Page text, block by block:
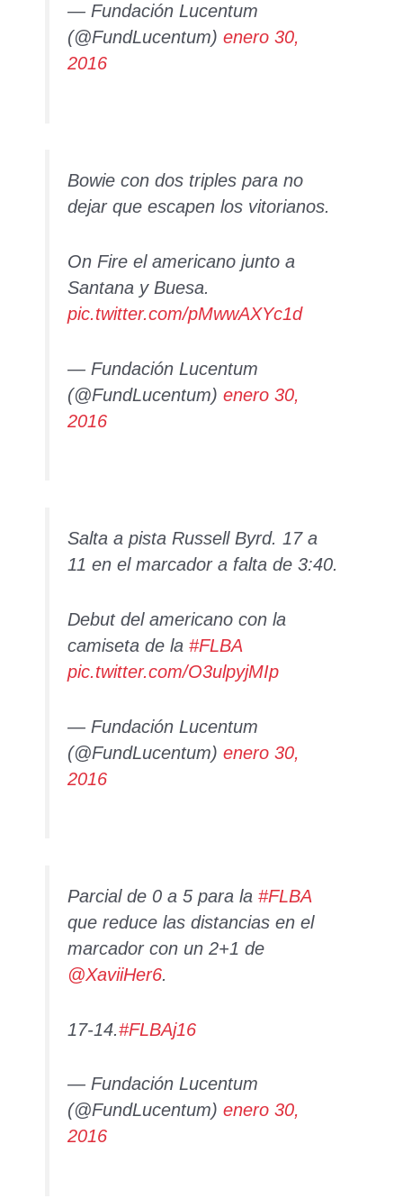
— Fundación Lucentum
(@FundLucentum) enero 30,
2016
Bowie con dos triples para no
dejar que escapen los vitorianos.
On Fire el americano junto a
Santana y Buesa.
pic.twitter.com/pMwwAXYc1d
— Fundación Lucentum
(@FundLucentum) enero 30,
2016
Salta a pista Russell Byrd. 17 a
11 en el marcador a falta de 3:40.
Debut del americano con la
camiseta de la #FLBA
pic.twitter.com/O3ulpyjMIp
— Fundación Lucentum
(@FundLucentum) enero 30,
2016
Parcial de 0 a 5 para la #FLBA
que reduce las distancias en el
marcador con un 2+1 de
@XaviiHer6.
17-14.#FLBAj16
— Fundación Lucentum
(@FundLucentum) enero 30,
2016